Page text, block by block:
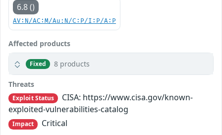
6.8 ()
AV:N/AC:M/Au:N/C:P/I:P/A:P
Affected products
Fixed 8 products
Threats
Exploit Status
CISA: https://www.cisa.gov/known-
exploited-vulnerabilities-catalog
Impact
Critical